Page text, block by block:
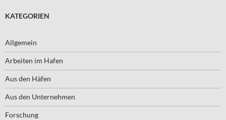
KATEGORIEN
Allgemein
Arbeiten im Hafen
Aus den Häfen
Aus den Unternehmen
Forschung